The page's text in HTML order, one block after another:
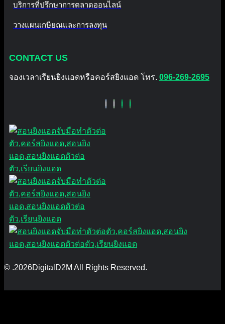
บริการที่ปรึกษาการตลาดออนไลน์
วางแผนเกษียณและการลงทุน
CONTACT US
จองเวลาเรียนยิงแอดหรือคอร์สยิงแอด โทร. 096-269-2695
© .2026DigitalD2M All Rights Reserved.